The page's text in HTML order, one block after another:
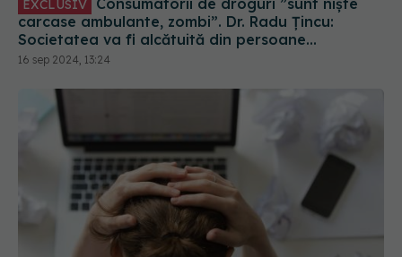
De ce amânăm sarcinile importante. Cum ieșim
din procrastinare: 5 pași esențiali